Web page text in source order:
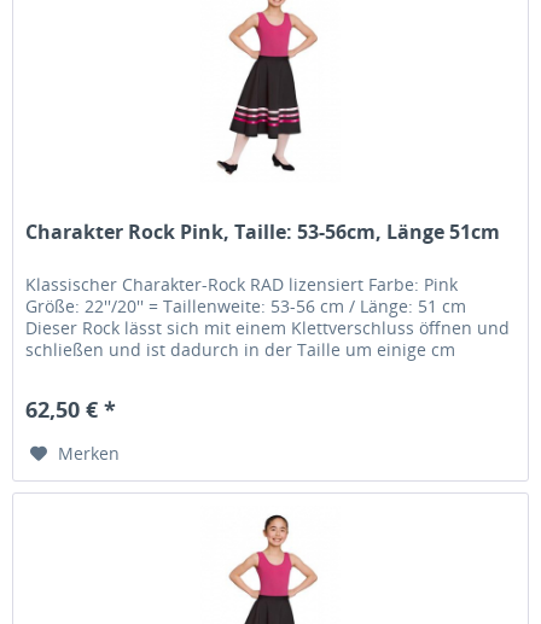
Charakter Rock Pink, Taille: 53-56cm, Länge 51cm
Klassischer Charakter-Rock RAD lizensiert Farbe: Pink
Größe: 22''/20'' = Taillenweite: 53-56 cm / Länge: 51 cm
Dieser Rock lässt sich mit einem Klettverschluss öffnen und
schließen und ist dadurch in der Taille um einige cm
62,50 € *
Merken